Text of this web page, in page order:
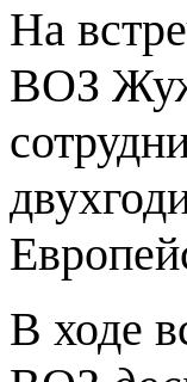
На
ВОЗ
В ходе